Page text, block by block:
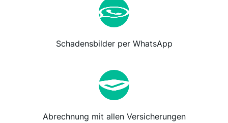
Schadensbilder per WhatsApp
Abrechnung mit allen Versicherungen